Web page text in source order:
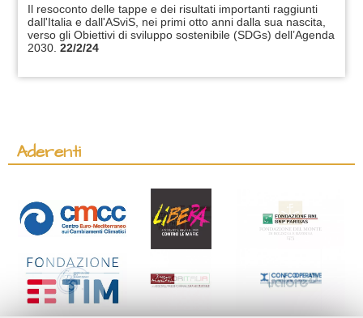
Il resoconto delle tappe e dei risultati importanti raggiunti
dall'Italia e dall'ASviS, nei primi otto anni dalla sua nascita,
verso gli Obiettivi di sviluppo sostenibile (SDGs) dell’Agenda
2030. 22/2/24
Aderenti